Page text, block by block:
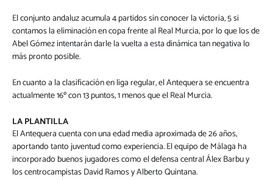
El conjunto andaluz acumula 4 partidos sin conocer la victoria, 5 si
contamos la eliminación en copa frente al Real Murcia, por lo que los de
Abel Gómez intentarán darle la vuelta a esta dinámica tan negativa lo
más pronto posible.
En cuanto a la clasificación en liga regular, el Antequera se encuentra
actualmente 16º con 13 puntos, 1 menos que el Real Murcia.
LA PLANTILLA
El Antequera cuenta con una edad media aproximada de 26 años,
aportando tanto juventud como experiencia. El equipo de Málaga ha
incorporado buenos jugadores como el defensa central Álex Barbu y
los centrocampistas David Ramos y Alberto Quintana.